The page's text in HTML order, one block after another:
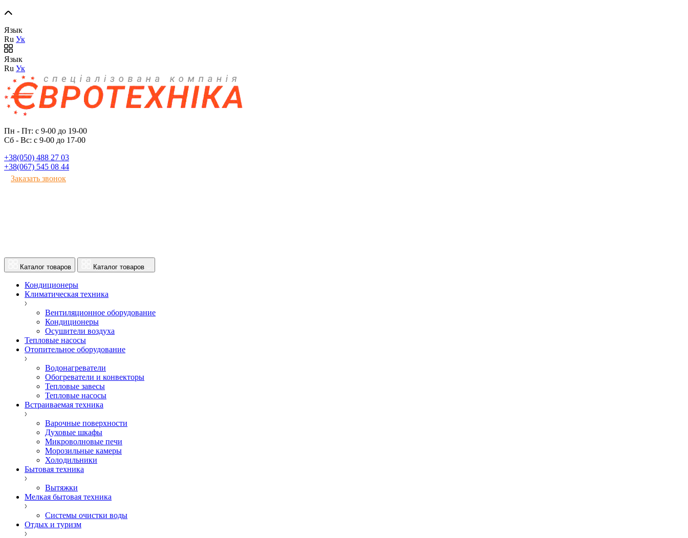
Язык
Ru Ук
Язык
Ru Ук
Пн - Пт: с 9-00 до 19-00
Сб - Вс: с 9-00 до 17-00
+38(050) 488 27 03
+38(067) 545 08 44
Заказать звонок
Каталог товаров Каталог товаров
Кондиционеры
Климатическая техника
Вентиляционное оборудование
Кондиционеры
Осушители воздуха
Тепловые насосы
Отопительное оборудование
Водонагреватели
Обогреватели и конвекторы
Тепловые завесы
Тепловые насосы
Встраиваемая техника
Варочные поверхности
Духовые шкафы
Микроволновые печи
Морозильные камеры
Холодильники
Бытовая техника
Вытяжки
Мелкая бытовая техника
Системы очистки воды
Отдых и туризм